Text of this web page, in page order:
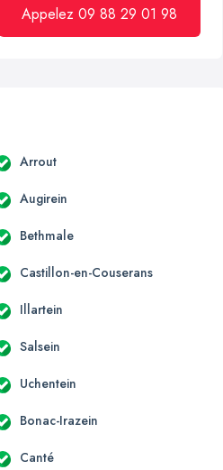
Appelez 09 88 29 01 98
Arrout
Augirein
Bethmale
Castillon-en-Couserans
Illartein
Salsein
Uchentein
Bonac-Irazein
Canté